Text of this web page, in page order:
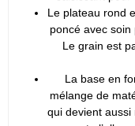
Le plateau rond
poncé avec soin
Le grain est
La base en
mélange de
qui devient